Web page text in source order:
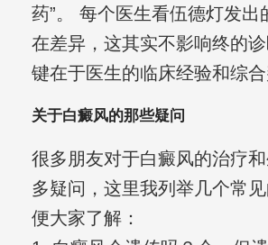
药”。 每个医生看伍德灯发出
在差异，这其实不影响终的
键在于医生的临床经验和综合
关于白癜风的那些疑问
很多朋友对于白癜风的治疗
多疑问，这里我列举几个常
便大家了解：